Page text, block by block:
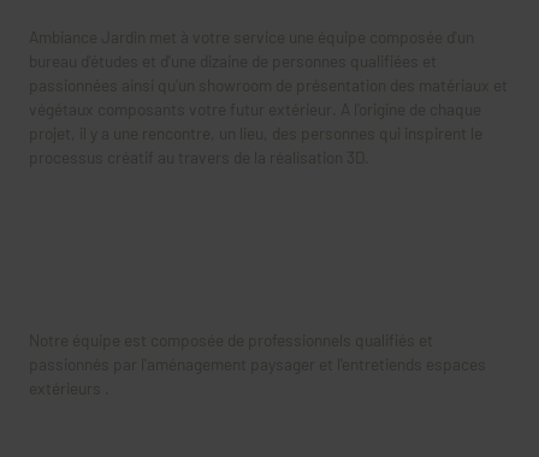
Ambiance Jardin met à votre service une équipe composée d'un
bureau d'études et d'une dizaine de personnes qualifiées et
passionnées ainsi qu'un showroom de présentation des matériaux et
végétaux composants votre futur extérieur. A l'origine de chaque
projet, il y a une rencontre, un lieu, des personnes qui inspirent le
processus créatif au travers de la réalisation 3D.
Notre équipe est composée de professionnels qualifiés et
passionnés par l'aménagement paysager et l'entretiends espaces
extérieurs .